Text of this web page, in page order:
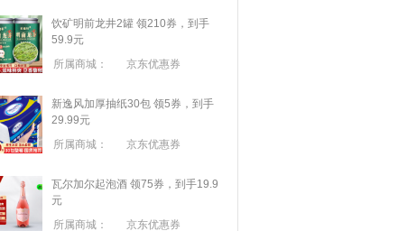
饮矿明前龙井2罐 领210券，到手
59.9元
所属商城：
京东优惠券
新逸风加厚抽纸30包 领5券，到手
29.99元
所属商城：
京东优惠券
瓦尔加尔起泡酒 领75券，到手19.9
元
所属商城：
京东优惠券